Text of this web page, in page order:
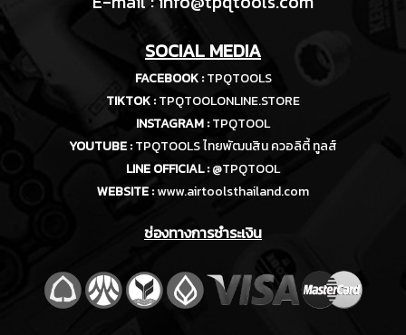
SOCIAL MEDIA
FACEBOOK : TPQTOOLS
TIKTOK :TPQTOOLONLINE.STORE
INSTAGRAM :TPQTOOL
YOUTUBE :TPQTOOLS ไทยพัฒนสิน ควอลิตี้ ทูลส์
LINE OFFICIAL :@TPQTOOL
WEBSITE :www.airtoolsthailand.com
ช่องทางการชำระเงิน